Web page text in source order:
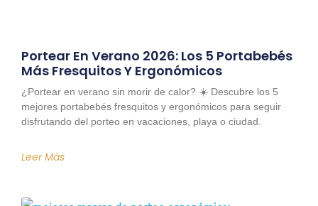
Portear En Verano 2026: Los 5 Portabebés
Más Fresquitos Y Ergonómicos
¿Portear en verano sin morir de calor? ☀️ Descubre los 5
mejores portabebés fresquitos y ergonómicos para seguir
disfrutando del porteo en vacaciones, playa o ciudad.
Leer Más